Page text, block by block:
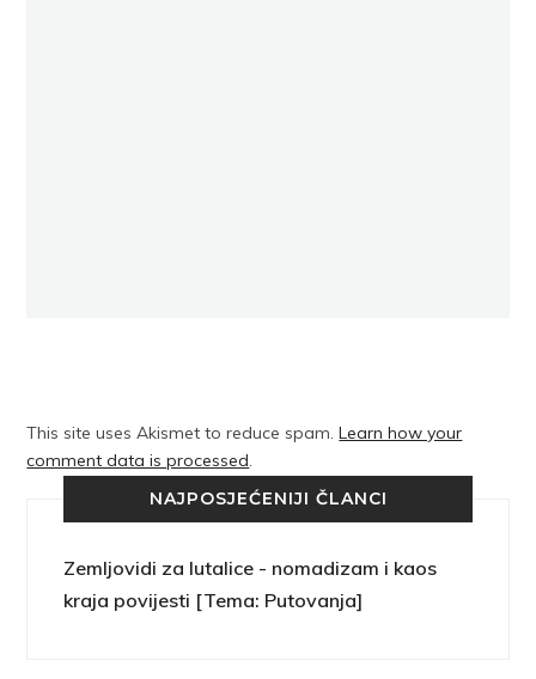
This site uses Akismet to reduce spam.Learn how your
comment data is processed.
NAJPOSJEĆENIJI ČLANCI
Zemljovidi za lutalice - nomadizam i kaos
kraja povijesti [Tema: Putovanja]